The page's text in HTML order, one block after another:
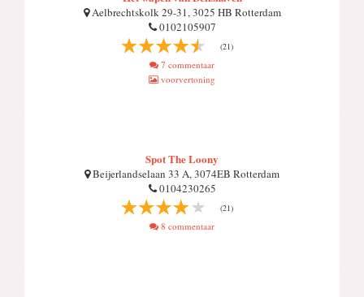
Aelbrechtskolk 29-31, 3025 HB Rotterdam
0102105907
(21)
7 commentaar
voorvertoning
Spot The Loony
Beijerlandselaan 33 A, 3074EB Rotterdam
0104230265
(21)
8 commentaar